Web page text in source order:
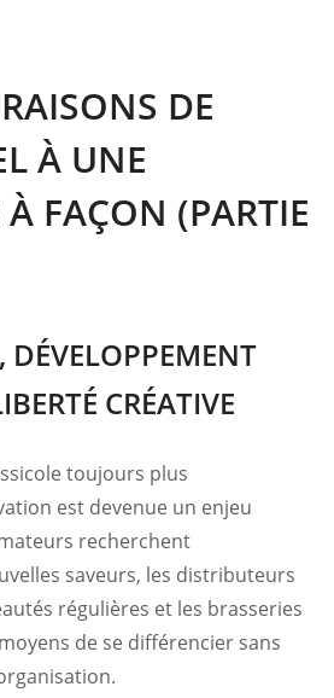
DE
À UNE
À FAÇON (PARTIE
CRÉATIVE
toujours plus
est devenue un enjeu
recherchent
saveurs, les distributeurs
régulières et les brasseries
de se différencier sans